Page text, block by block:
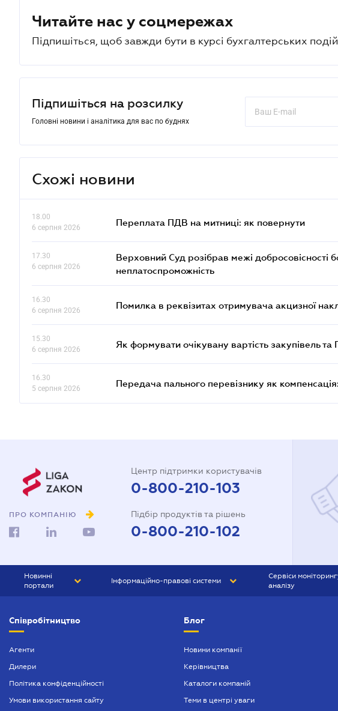
Читайте нас у соцмережах
Підпишіться, щоб завжди бути в курсі бухгалтерських
Підпишіться на розсилку
Головні новини і аналітика для вас по буднях
Схожі новини
18.00
6 серпня 2026
Переплата ПДВ на митниці: як повернути
17.30
6 серпня 2026
Верховний Суд розібрав межі добросовісності
неплатоспроможність
16.30
6 серпня 2026
Помилка в реквізитах отримувача акцизної
15.30
6 серпня 2026
Як формувати очікувану вартість закупівель
16.30
5 серпня 2026
Передача пального перевізнику як
ПРО КОМПАНІЮ
Центр підтримки користувачів
0-800-210-103
Підбір продуктів та рішень
0-800-210-102
Новинні
портали
БІЗНЕС
Інформаційно-правові системи
БУХГАЛТЕР ПРОФ
Сервіси
аналізу
Співробітництво
Агенти
Дилери
Політика конфіденційності
Умови використання сайту
Блог
Новини компанії
Керівництва
Каталоги компаній
Теми в центрі уваги